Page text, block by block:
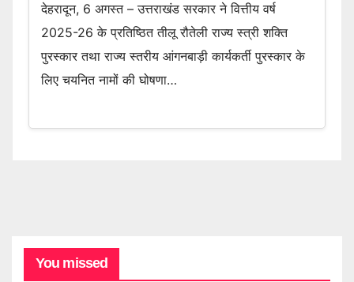
देहरादून, 6 अगस्त – उत्तराखंड सरकार ने वित्तीय वर्ष
2025-26 के प्रतिष्ठित तीलू रौतेली राज्य स्त्री शक्ति
पुरस्कार तथा राज्य स्तरीय आंगनबाड़ी कार्यकर्ती पुरस्कार के
लिए चयनित नामों की घोषणा…
You missed